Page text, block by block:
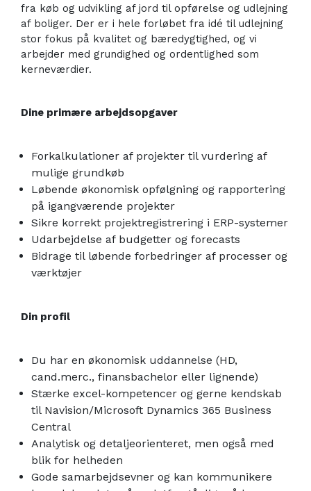
fra køb og udvikling af jord til opførelse og udlejning
af boliger. Der er i hele forløbet fra idé til udlejning
stor fokus på kvalitet og bæredygtighed, og vi
arbejder med grundighed og ordentlighed som
kerneværdier.
Dine primære arbejdsopgaver
Forkalkulationer af projekter til vurdering af
mulige grundkøb
Løbende økonomisk opfølgning og rapportering
på igangværende projekter
Sikre korrekt projektregistrering i ERP-systemer
Udarbejdelse af budgetter og forecasts
Bidrage til løbende forbedringer af processer og
værktøjer
Din profil
Du har en økonomisk uddannelse (HD,
cand.merc., finansbachelor eller lignende)
Stærke excel-kompetencer og gerne kendskab
til Navision/Microsoft Dynamics 365 Business
Central
Analytisk og detaljeorienteret, men også med
blik for helheden
Gode samarbejdsevner og kan kommunikere